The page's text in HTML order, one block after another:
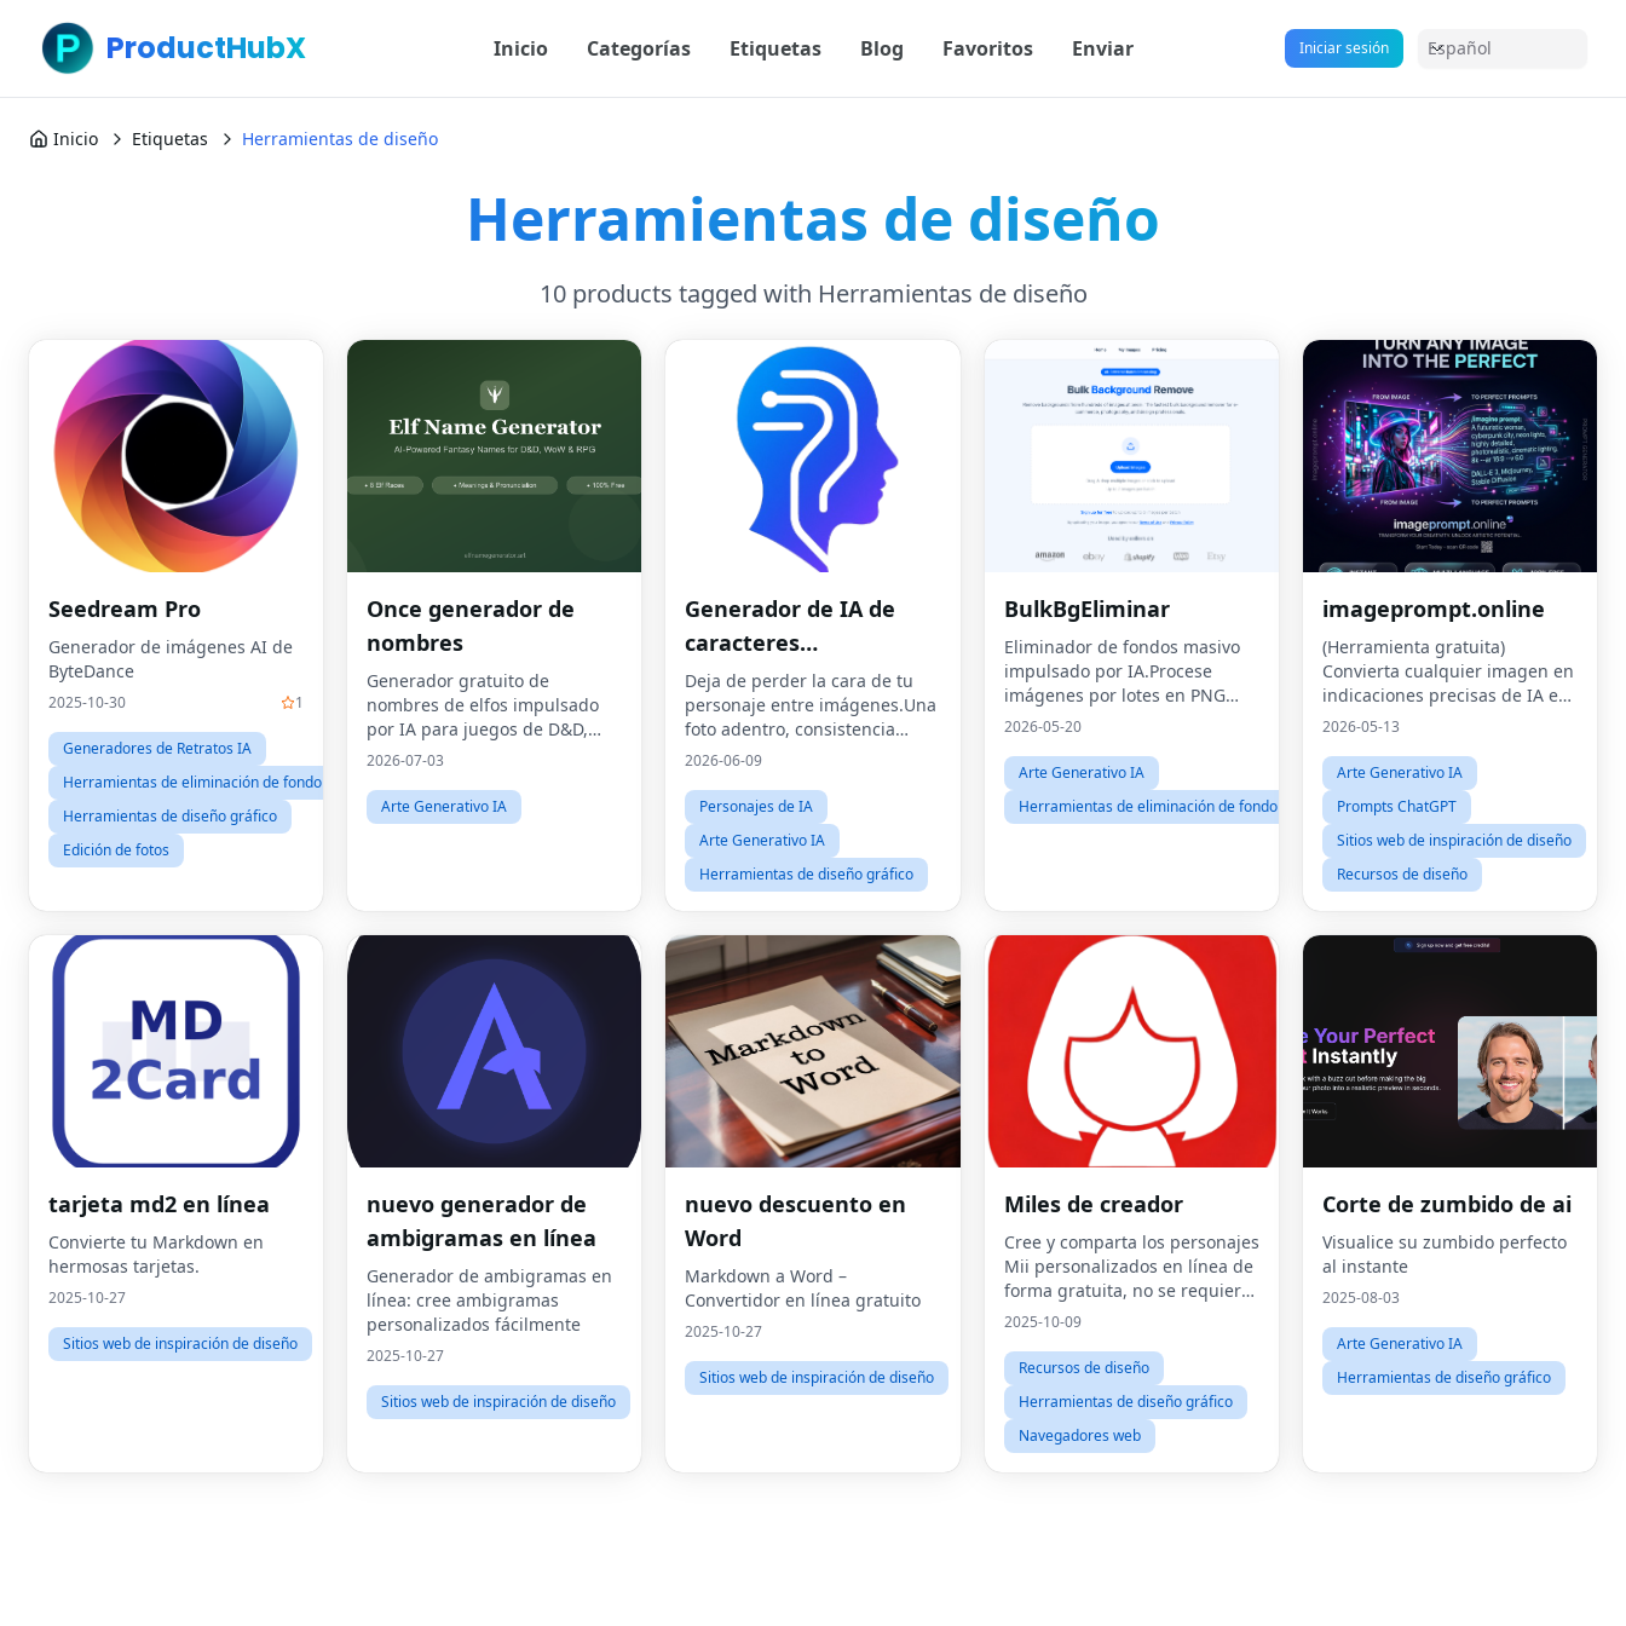
ProductHubX Inicio Categorías Etiquetas Blog Favoritos Enviar Iniciar sesión Español
Inicio Etiquetas Herramientas de diseño
Herramientas de diseño
10 products tagged with Herramientas de diseño
Seedream Pro
Generador de imágenes AI de
ByteDance
2025-10-30 1
Generadores de Retratos IA
Herramientas de eliminación de fondo
Herramientas de diseño gráfico
Edición de fotos
Once generador de
nombres
Generador gratuito de
nombres de elfos impulsado
por IA para juegos de D&D,
escritura fantástica y juegos de
2026-07-03
Arte Generativo IA
Generador de IA de
caracteres
consistentes
Deja de perder la cara de tu
personaje entre imágenes.Una
foto adentro, consistencia
perfecta afuera.
2026-06-09
Personajes de IA
Arte Generativo IA
Herramientas de diseño gráfico
BulkBgEliminar
Eliminador de fondos masivo
impulsado por IA.Procese
imágenes por lotes en PNG
transparentes al instante.
2026-05-20
Arte Generativo IA
Herramientas de eliminación de fondo
imageprompt.online
(Herramienta gratuita)
Convierta cualquier imagen en
indicaciones precisas de IA en
segundos.
2026-05-13
Arte Generativo IA
Prompts ChatGPT
Sitios web de inspiración de diseño
Recursos de diseño
tarjeta md2 en línea
Convierte tu Markdown en
hermosas tarjetas.
2025-10-27
Sitios web de inspiración de diseño
nuevo generador de
ambigramas en línea
Generador de ambigramas en
línea: cree ambigramas
personalizados fácilmente
2025-10-27
Sitios web de inspiración de diseño
nuevo descuento en
Word
Markdown a Word –
Convertidor en línea gratuito
2025-10-27
Sitios web de inspiración de diseño
Miles de creador
Cree y comparta los personajes
Mii personalizados en línea de
forma gratuita, no se requiere
consola.
2025-10-09
Recursos de diseño
Herramientas de diseño gráfico
Navegadores web
Corte de zumbido de ai
Visualice su zumbido perfecto
al instante
2025-08-03
Arte Generativo IA
Herramientas de diseño gráfico